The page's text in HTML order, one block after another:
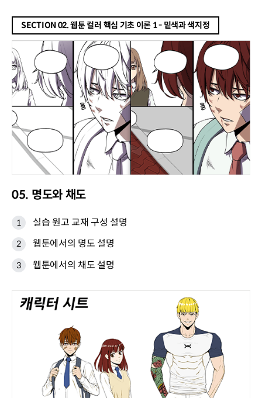
SECTION 02. 웹툰 컬러 핵심 기초 이론 1 - 밑색과 색지정
05. 명도와 채도
실습 원고 교재 구성 설명
웹툰에서의 명도 설명
웹툰에서의 채도 설명